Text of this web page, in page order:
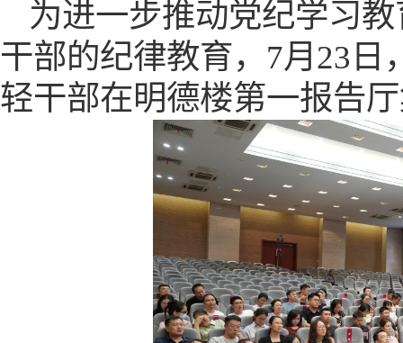
为进一步推动党纪学习
干部的纪律教育， 7月23日
轻干部在明德楼第一报告厅